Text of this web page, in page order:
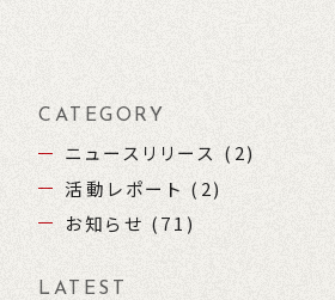
CATEGORY
ニュースリリース (2)
活動レポート (2)
お知らせ (71)
LATEST